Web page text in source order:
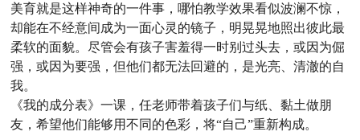
美育就是这样神奇的一件事，哪怕教学效果看似波澜不惊，
却能在不经意间成为一面心灵的镜子，明晃晃地照出彼此最
柔软的面貌。尽管会有孩子害羞得一时别过头去，或因为倔
强，或因为要强，但他们都无法回避的，是光亮、清澈的自
我。
《我的成分表》一课，任老师带着孩子们与纸、黏土做朋
友，希望他们能够用不同的色彩，将“自己”重新构成。